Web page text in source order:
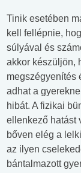
Tinik esetében
kell fellépnie,
súlyával és
akkor készüljön,
megszégyenítés
adhat a
hibát. A fizikai
ellenkező hatást
bőven elég a
az ilyen
bántalmazott